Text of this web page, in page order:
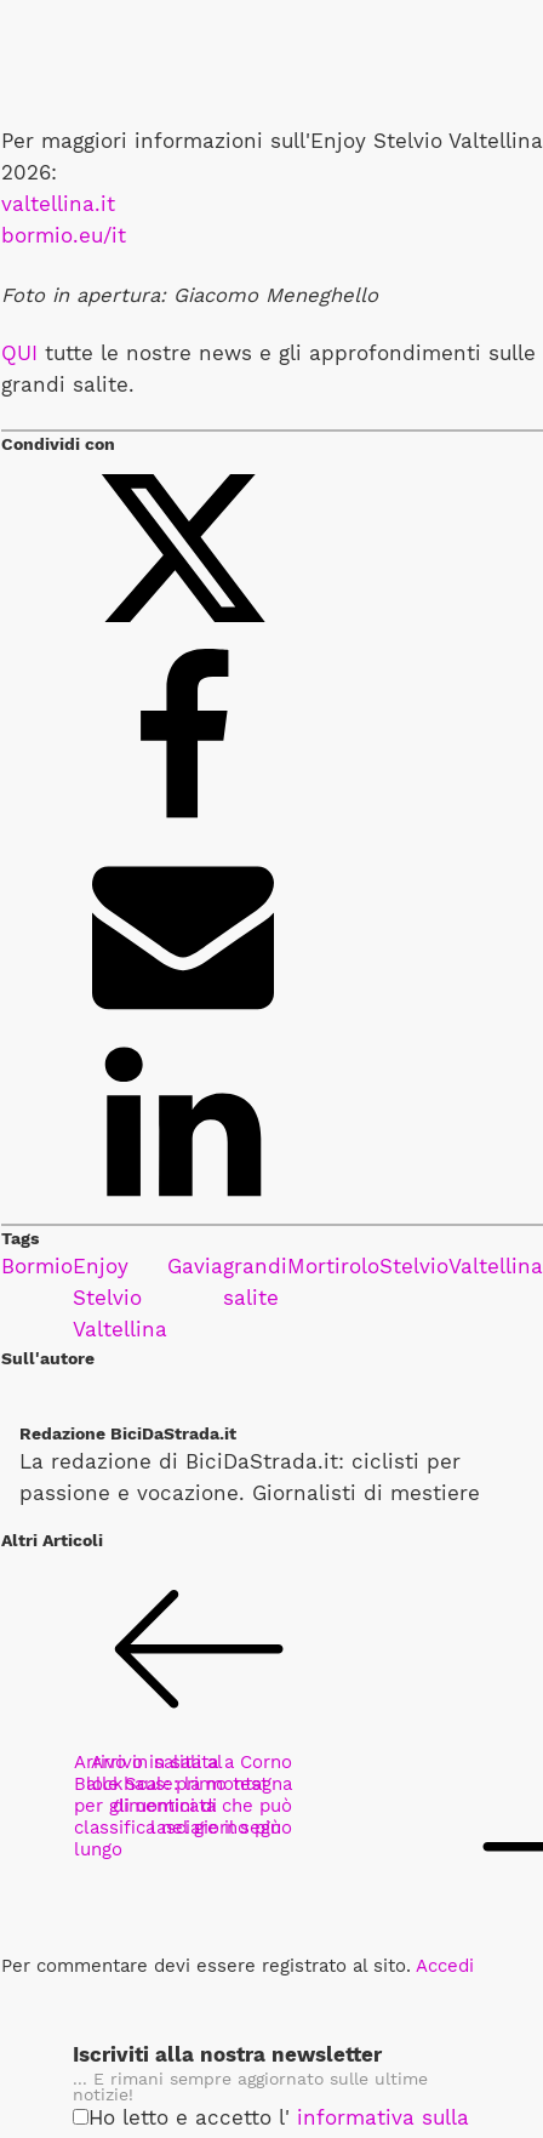
Per maggiori informazioni sull'Enjoy Stelvio Valtellina
2026:
valtellina.it
bormio.eu/it
Foto in apertura: Giacomo Meneghello
QUI
tutte le nostre news e gli approfondimenti sulle
grandi salite.
Condividi con
Tags
BormioEnjoy
Stelvio
Valtellina
Gaviagrandi
salite
MortiroloStelvioValtellina
Sull'autore
Redazione BiciDaStrada.it
La redazione di BiciDaStrada.it: ciclisti per
passione e vocazione. Giornalisti di mestiere
Altri Articoli
Arrivo in salita al
Blockhaus: primo test
per gli uomini di
classifica nel giorno più
lungo
Arrivo in salita a Corno
alle Scale: la montagna
dimenticata che può
lasciare il segno
Per commentare devi essere registrato al sito. Accedi
Iscriviti alla nostra newsletter
... E rimani sempre aggiornato sulle ultime
notizie!
Ho letto e accetto l' informativa sulla